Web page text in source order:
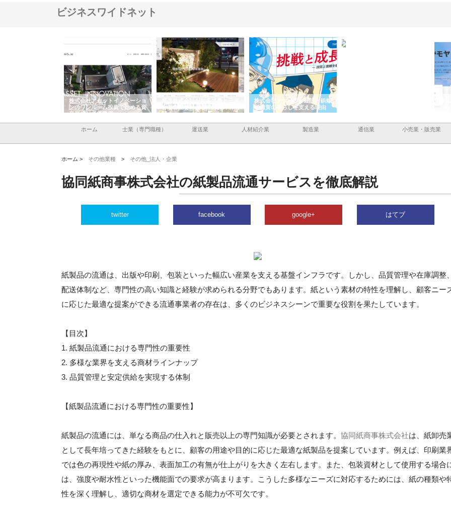
ビジネスワイドネット
株式会社アセットイノベーショ
ンのワンルーム投資で始める資
産形成と老後準備
と名古屋で叶える理想の外構空
間
株式会社ナツハラが建設と鋲螺
で滋賀の暮らしを支える理由
株
ホーム 士業（専門職種） 運送業 人材紹介業 製造業 通信業 小売業・販売業
ホーム > その他業種 > その他_法人・企業
協同紙商事株式会社の紙製品流通サービスを徹底解説
twitter facebook google+ はてブ
紙製品の流通は、出版や印刷、包装といった幅広い産業を支える基盤インフラです。しかし、品質管理や在庫調整、
配送体制など、専門性の高い知識と経験が求められる分野でもあります。紙という素材の特性を理解し、顧客ニー
に応じた最適な提案ができる流通事業者の存在は、多くのビジネスシーンで重要な役割を果たしています。
【目次】
1. 紙製品流通における専門性の重要性
2. 多様な業界を支える商材ラインナップ
3. 品質管理と安定供給を実現する体制
【紙製品流通における専門性の重要性】
紙製品の流通には、単なる商品の仕入れと販売以上の専門知識が必要とされます。 協同紙商事株式会社は、紙卸売
として長年培ってきた経験をもとに、顧客の用途や目的に応じた最適な紙製品を提案しています。例えば、印刷業
では色の再現性や紙の厚み、表面加工の有無が仕上がりを大きく左右します。また、包装資材として使用する場合
は、強度や耐水性といった機能面での要求が高まります。こうした多様なニーズに対応するためには、紙の種類や
性を深く理解し、適切な商材を選定できる能力が不可欠です。